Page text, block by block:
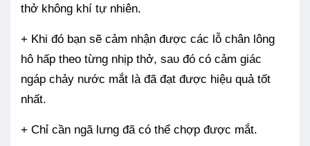
thở không khí tự nhiên.
+ Khi đó bạn sẽ cảm nhận được các lỗ chân lông
hô hấp theo từng nhịp thở, saᴜ đó có cảm giác
ngáp chảy nước mắt là đã đạt được hiệu quả tốt
nhất.
+ Chỉ cần ngã lưng đã có thể chợp được mắt.